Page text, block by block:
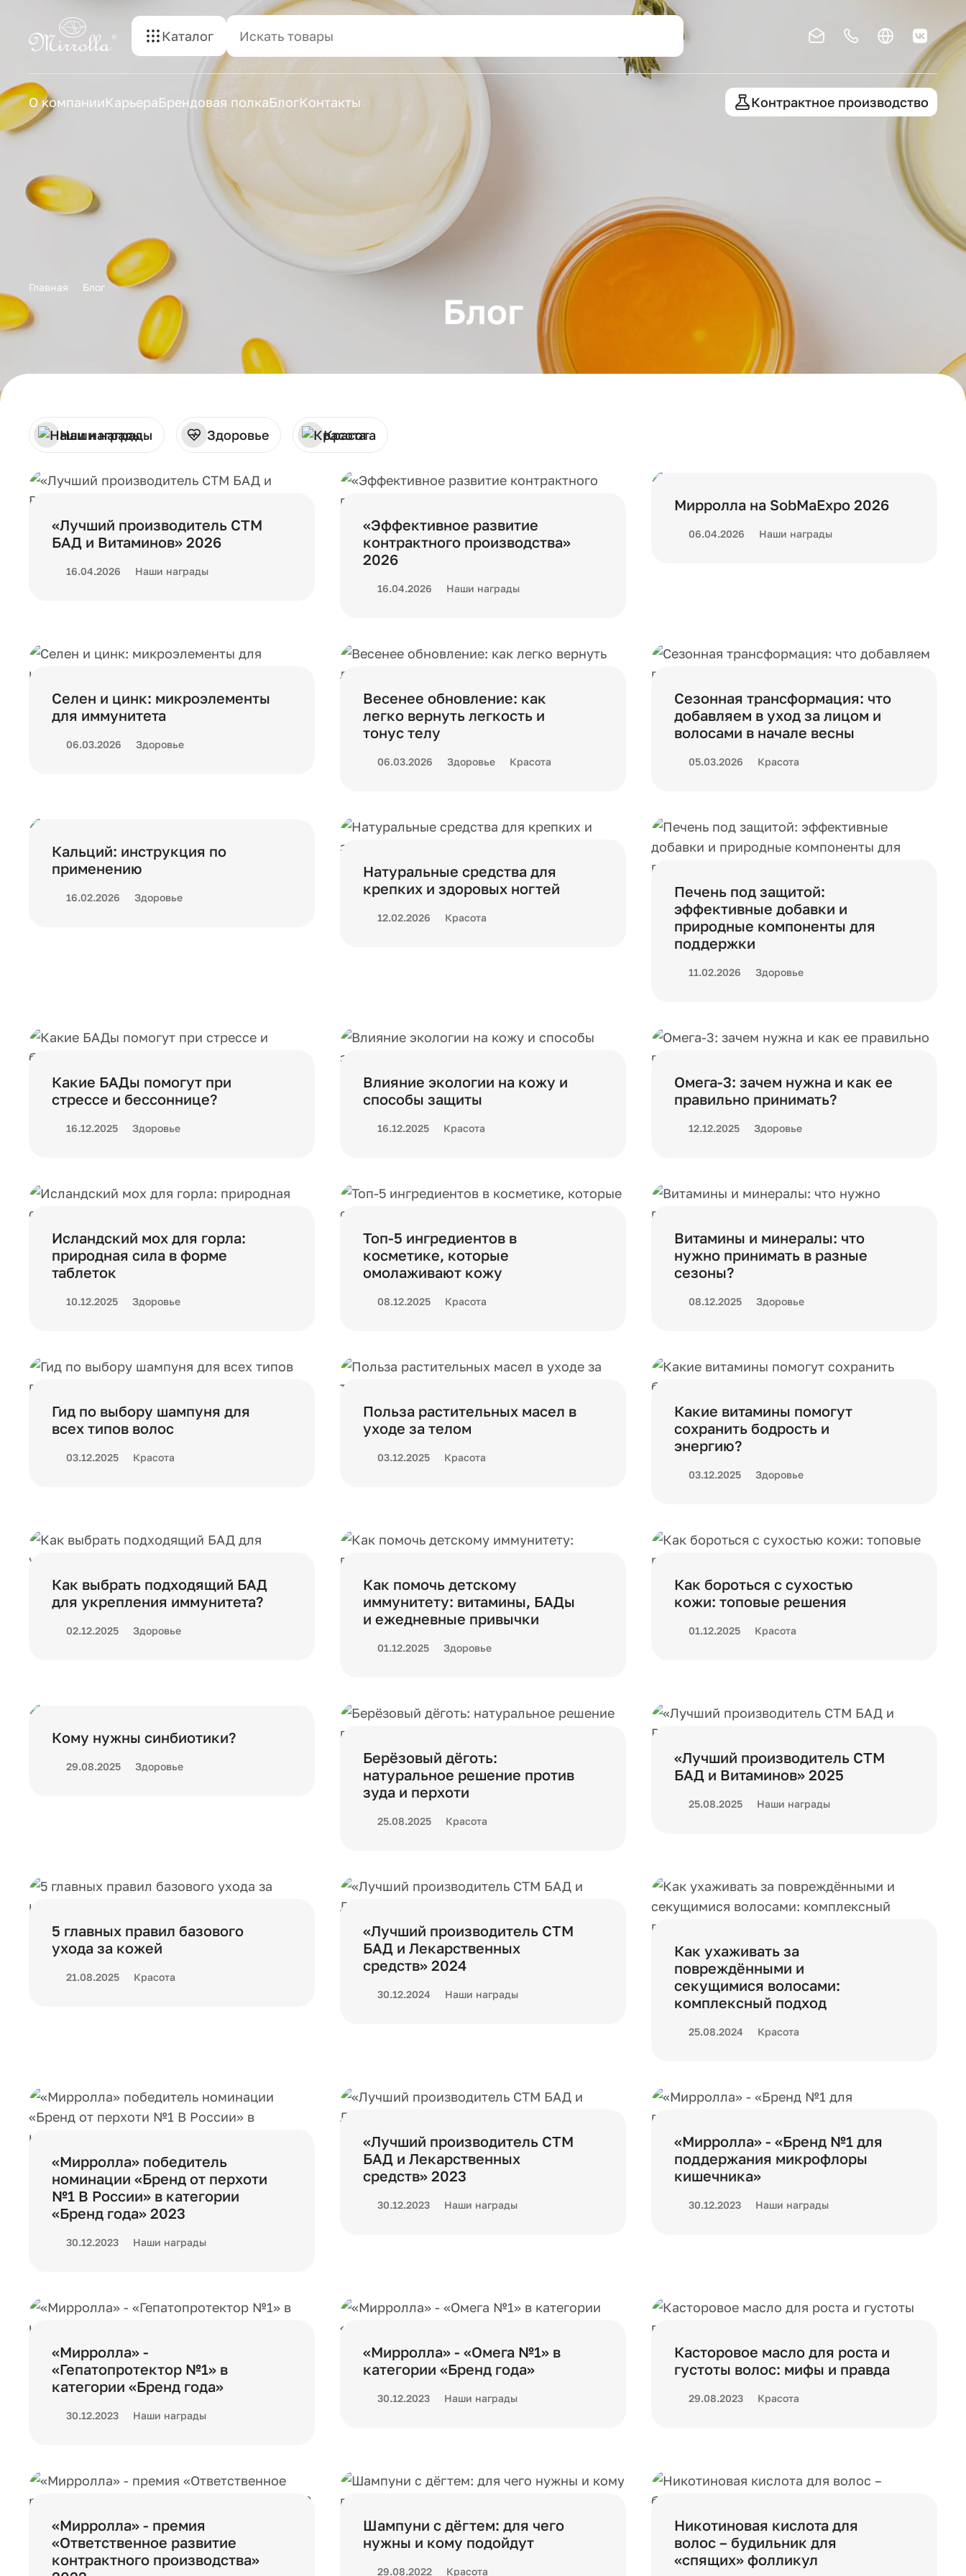
Каталог
О компанииКарьераБрендовая полкаБлогКонтакты Контрактное производство
Главная Блог
Блог
Наши награды Здоровье Красота
«Лучший производитель СТМ
БАД и Витаминов» 2026
16.04.2026 Наши награды
«Эффективное развитие
контрактного производства»
2026
16.04.2026 Наши награды
Мирролла на SobMaExpo 2026
06.04.2026 Наши награды
Селен и цинк: микроэлементы
для иммунитета
06.03.2026 Здоровье
Весенее обновление: как
легко вернуть легкость и
тонус телу
06.03.2026 Здоровье Красота
Сезонная трансформация: что
добавляем в уход за лицом и
волосами в начале весны
05.03.2026 Красота
Кальций: инструкция по
применению
16.02.2026 Здоровье
Натуральные средства для
крепких и здоровых ногтей
12.02.2026 Красота
Печень под защитой:
эффективные добавки и
природные компоненты для
поддержки
11.02.2026 Здоровье
Какие БАДы помогут при
стрессе и бессоннице?
16.12.2025 Здоровье
Влияние экологии на кожу и
способы защиты
16.12.2025 Красота
Омега-3: зачем нужна и как ее
правильно принимать?
12.12.2025 Здоровье
Исландский мох для горла:
природная сила в форме
таблеток
10.12.2025 Здоровье
Топ-5 ингредиентов в
косметике, которые
омолаживают кожу
08.12.2025 Красота
Витамины и минералы: что
нужно принимать в разные
сезоны?
08.12.2025 Здоровье
Гид по выбору шампуня для
всех типов волос
03.12.2025 Красота
Польза растительных масел в
уходе за телом
03.12.2025 Красота
Какие витамины помогут
сохранить бодрость и
энергию?
03.12.2025 Здоровье
Как выбрать подходящий БАД
для укрепления иммунитета?
02.12.2025 Здоровье
Как помочь детскому
иммунитету: витамины, БАДы
и ежедневные привычки
01.12.2025 Здоровье
Как бороться с сухостью
кожи: топовые решения
01.12.2025 Красота
Кому нужны синбиотики?
29.08.2025 Здоровье
Берёзовый дёготь:
натуральное решение против
зуда и перхоти
25.08.2025 Красота
«Лучший производитель СТМ
БАД и Витаминов» 2025
25.08.2025 Наши награды
5 главных правил базового
ухода за кожей
21.08.2025 Красота
«Лучший производитель СТМ
БАД и Лекарственных
средств» 2024
30.12.2024 Наши награды
Как ухаживать за
повреждёнными и
секущимися волосами:
комплексный подход
25.08.2024 Красота
«Мирролла» победитель
номинации «Бренд от перхоти
№1 В России» в категории
«Бренд года» 2023
30.12.2023 Наши награды
«Лучший производитель СТМ
БАД и Лекарственных
средств» 2023
30.12.2023 Наши награды
«Мирролла» - «Бренд №1 для
поддержания микрофлоры
кишечника»
30.12.2023 Наши награды
«Мирролла» -
«Гепатопротектор №1» в
категории «Бренд года»
30.12.2023 Наши награды
«Мирролла» - «Омега №1» в
категории «Бренд года»
30.12.2023 Наши награды
Касторовое масло для роста и
густоты волос: мифы и правда
29.08.2023 Красота
«Мирролла» - премия
«Ответственное развитие
контрактного производства»
Шампуни с дёгтем: для чего
нужны и кому подойдут
29.08.2022 Красота
Никотиновая кислота для
волос – будильник для
«спящих» фолликул